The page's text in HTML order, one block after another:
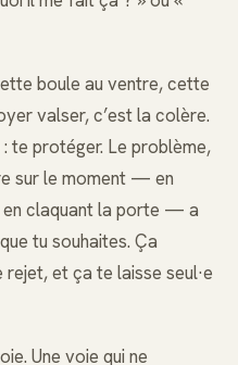
boule au ventre, cette
valser, c’est la colère.
te protéger. Le problème,
sur le moment — en
en claquant la porte — a
tu souhaites. Ça
et ça te laisse seul·e
Une voie qui ne